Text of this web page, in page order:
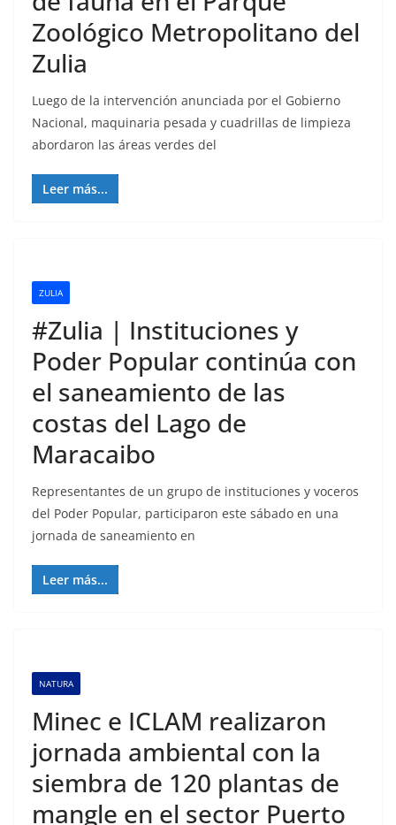
Zoológico Metropolitano del
Zulia
Luego de la intervención anunciada por el Gobierno
Nacional, maquinaria pesada y cuadrillas de limpieza
abordaron las áreas verdes del
Leer más...
ZULIA
#Zulia | Instituciones y
Poder Popular continúa con
el saneamiento de las
costas del Lago de
Maracaibo
Representantes de un grupo de instituciones y voceros
del Poder Popular, participaron este sábado en una
jornada de saneamiento en
Leer más...
NATURA
Minec e ICLAM realizaron
jornada ambiental con la
siembra de 120 plantas de
mangle en el sector Puerto